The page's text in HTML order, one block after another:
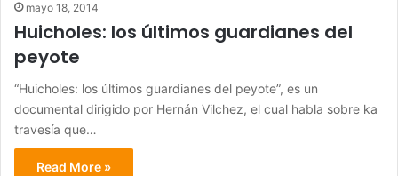
mayo 18, 2014
Huicholes: los últimos guardianes del
peyote
“Huicholes: los últimos guardianes del peyote”, es un
documental dirigido por Hernán Vilchez, el cual habla sobre ka
travesía que…
Read More »